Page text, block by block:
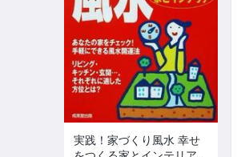
実践！家づくり風水 幸せ